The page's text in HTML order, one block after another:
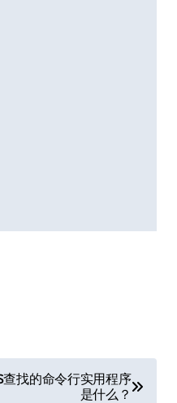
找的命令行实用程序
是什么？